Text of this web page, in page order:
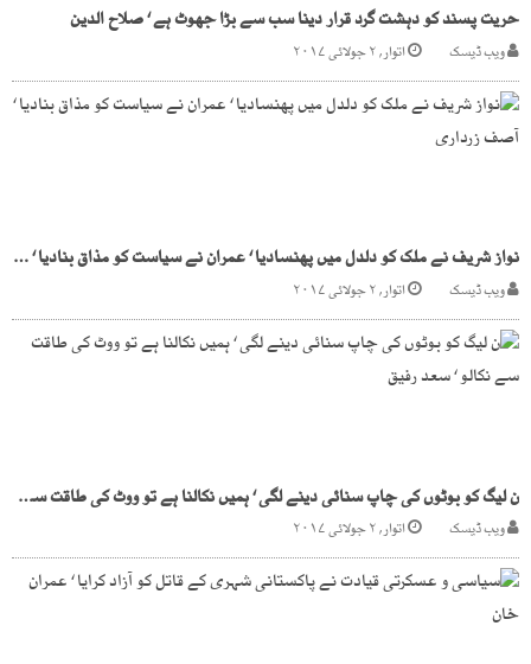
حریت پسند کو دہشت گرد قرار دینا سب سے بڑا جھوٹ ہے ‘ صلاح الدین
ویب ڈیسک اتوار, ۲ جولائی ۲۰۱۷
نواز شریف نے ملک کو دلدل میں پھنسادیا ‘ عمران نے سیاست کو مذاق بنادیا ‘ آصف زرداری
ویب ڈیسک اتوار, ۲ جولائی ۲۰۱۷
ن لیگ کو بوٹوں کی چاپ سنائی دینے لگی ‘ ہمیں نکالنا ہے تو ووٹ کی طاقت سے نکالو ‘ سعد رفیق
ویب ڈیسک اتوار, ۲ جولائی ۲۰۱۷